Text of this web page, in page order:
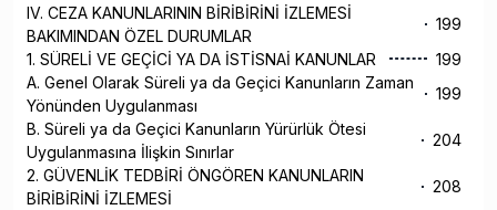
IV. CEZA KANUNLARININ BİRİBİRİNİ İZLEMESİ
BAKIMINDAN ÖZEL DURUMLAR
199
1. SÜRELİ VE GEÇİCİ YA DA İSTİSNAİ KANUNLAR
199
A. Genel Olarak Süreli ya da Geçici Kanunların Zaman
Yönünden Uygulanması
199
B. Süreli ya da Geçici Kanunların Yürürlük Ötesi
Uygulanmasına İlişkin Sınırlar
204
2. GÜVENLİK TEDBİRİ ÖNGÖREN KANUNLARIN
BİRİBİRİNİ İZLEMESİ
208